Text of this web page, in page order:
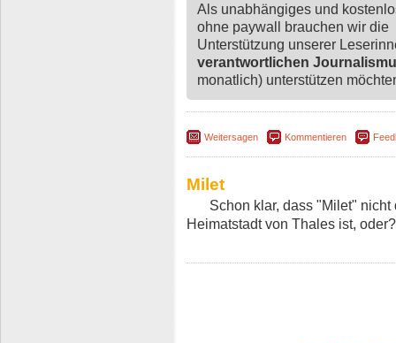
Als unabhängiges und
ohne paywall brauchen wir die
Unterstützung unserer
verantwortlichen
monatlich) unterstützen
Weitersagen Kommentieren
Milet
Schon klar, dass "Milet"
Heimatstadt von Thales ist, oder?